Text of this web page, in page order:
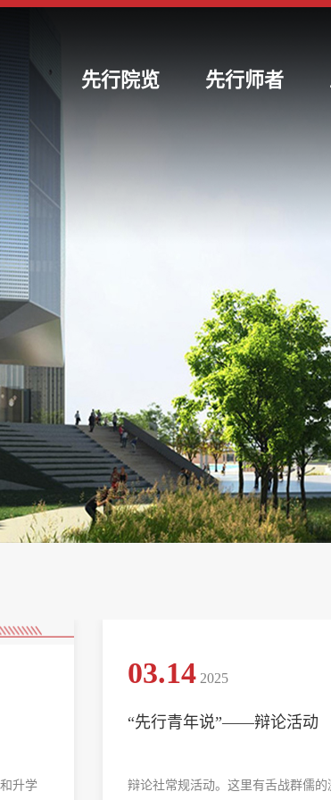
先行院览 先行师者
升学
03.14 2025
“先行青年说”——辩论活动
辩论社常规活动。这里有舌战群儒